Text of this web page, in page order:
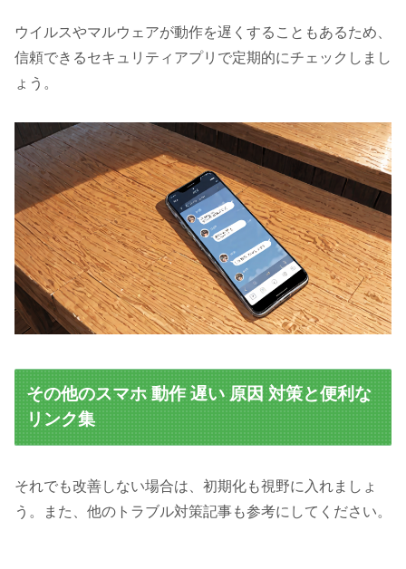
ウイルスやマルウェアが動作を遅くすることもあるため、
信頼できるセキュリティアプリで定期的にチェックしまし
ょう。
その他のスマホ 動作 遅い 原因 対策と便利な
リンク集
それでも改善しない場合は、初期化も視野に入れましょ
う。また、他のトラブル対策記事も参考にしてください。